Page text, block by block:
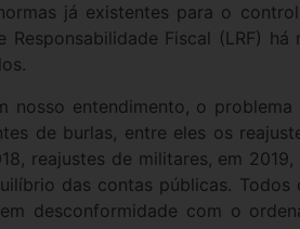
já existentes para o
Fiscal (LRF)
nosso entendimento, o
de burlas, entre eles os
reajustes de militares, em
das contas públicas.
desconformidade com o